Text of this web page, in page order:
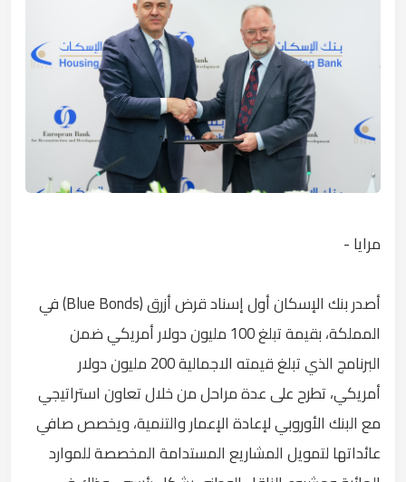
مرايا -
أصدر بنك الإسكان أول إسناد قرض أزرق (Blue Bonds) في
المملكة، بقيمة تبلغ 100 مليون دولار أمريكي ضمن
البرنامج الذي تبلغ قيمته الاجمالية 200 مليون دولار
أمريكي، تطرح على عدة مراحل من خلال تعاون استراتيجي
مع البنك الأوروبي لإعادة الإعمار والتنمية، ويخصص صافي
عائداتها لتمويل المشاريع المستدامة المخصصة للموارد